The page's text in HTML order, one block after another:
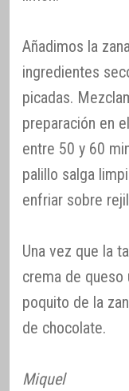
Añadimos la
ingredientes
picadas.
preparación en
entre 50 y 60
palillo salga
enfriar sobre
Una vez que la
crema de
poquito de la
de chocolate.
Miquel